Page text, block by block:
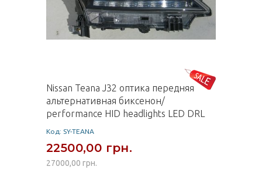
Nissan Teana J32 оптика передняя
альтернативная биксенон/
performance HID headlights LED DRL
Код: SY-TEANA
22500,00 грн.
27000,00 грн.